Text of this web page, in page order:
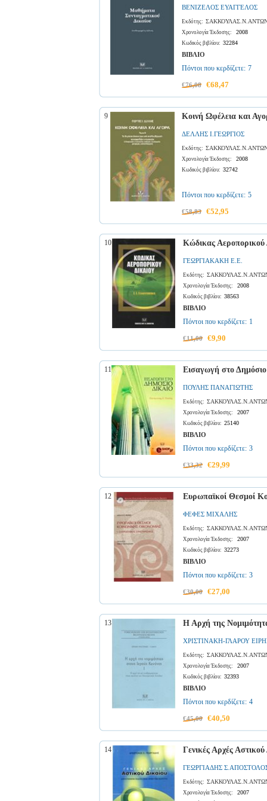
ΒΕΝΙΖΕΛΟΣ ΕΥΑΓΓΕΛΟΣ
Εκδότης:
Χρονολογία Έκδοσης: 2008
Κωδικός βιβλίου: 32284
ΒΙΒΛΙΟ
Πόντοι που κερδίζετε: 7
€76,08 €68,47
9 Κοινή Ωφέλεια και
ΔΕΛΛΗΣ Ι.ΓΕΩΡΓΙΟΣ
Εκδότης:
Χρονολογία Έκδοσης: 2008
Κωδικός βιβλίου: 32742
Πόντοι που κερδίζετε: 5
€58,83 €52,95
10 Κώδικας Αεροπορικού
ΓΕΩΡΓΙΑΚΑΚΗ Ε.Ε.
Εκδότης:
Χρονολογία Έκδοσης: 2008
Κωδικός βιβλίου: 38563
ΒΙΒΛΙΟ
Πόντοι που κερδίζετε: 1
€11,00 €9,90
11 Εισαγωγή στο Δημόσιο
ΠΟΥΛΗΣ ΠΑΝΑΓΙΩΤΗΣ
Εκδότης:
Χρονολογία Έκδοσης: 2007
Κωδικός βιβλίου: 25140
ΒΙΒΛΙΟ
Πόντοι που κερδίζετε: 3
€33,32 €29,99
12 Ευρωπαϊκοί Θεσμοί
ΦΕΦΕΣ ΜΙΧΑΛΗΣ
Εκδότης:
Χρονολογία Έκδοσης: 2007
Κωδικός βιβλίου: 32273
ΒΙΒΛΙΟ
Πόντοι που κερδίζετε: 3
€30,00 €27,00
13 Η Αρχή της
ΧΡΙΣΤΙΝΑΚΗ-ΓΛΑΡΟΥ
Εκδότης:
Χρονολογία Έκδοσης: 2007
Κωδικός βιβλίου: 32393
ΒΙΒΛΙΟ
Πόντοι που κερδίζετε: 4
€45,00 €40,50
14 Γενικές Αρχές Αστικού
ΓΕΩΡΓΙΑΔΗΣ
Εκδότης:
Χρονολογία Έκδοσης: 2007